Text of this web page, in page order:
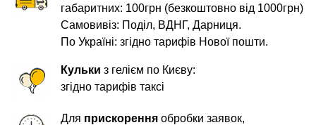
габаритних: 100грн (безкоштовно від 1000грн)
Самовивіз: Поділ, ВДНГ, Дарниця.
По Україні: згідно тарифів Нової пошти.
Кульки з гелієм по Києву:
згідно тарифів таксі
Для прискорення обробки заявок,